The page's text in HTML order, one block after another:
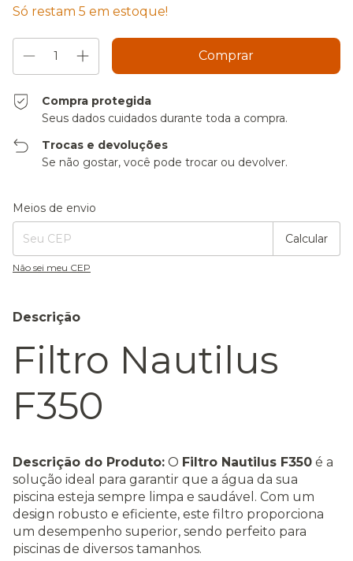
Só restam 5 em estoque!
Compra protegida
Seus dados cuidados durante toda a compra.
Trocas e devoluções
Se não gostar, você pode trocar ou devolver.
Entregas para o CEP:
Meios de envio
Calcular
Não sei meu CEP
Descrição
Filtro Nautilus
F350
Descrição do Produto: O Filtro Nautilus F350 é a
solução ideal para garantir que a água da sua
piscina esteja sempre limpa e saudável. Com um
design robusto e eficiente, este filtro proporciona
um desempenho superior, sendo perfeito para
piscinas de diversos tamanhos.